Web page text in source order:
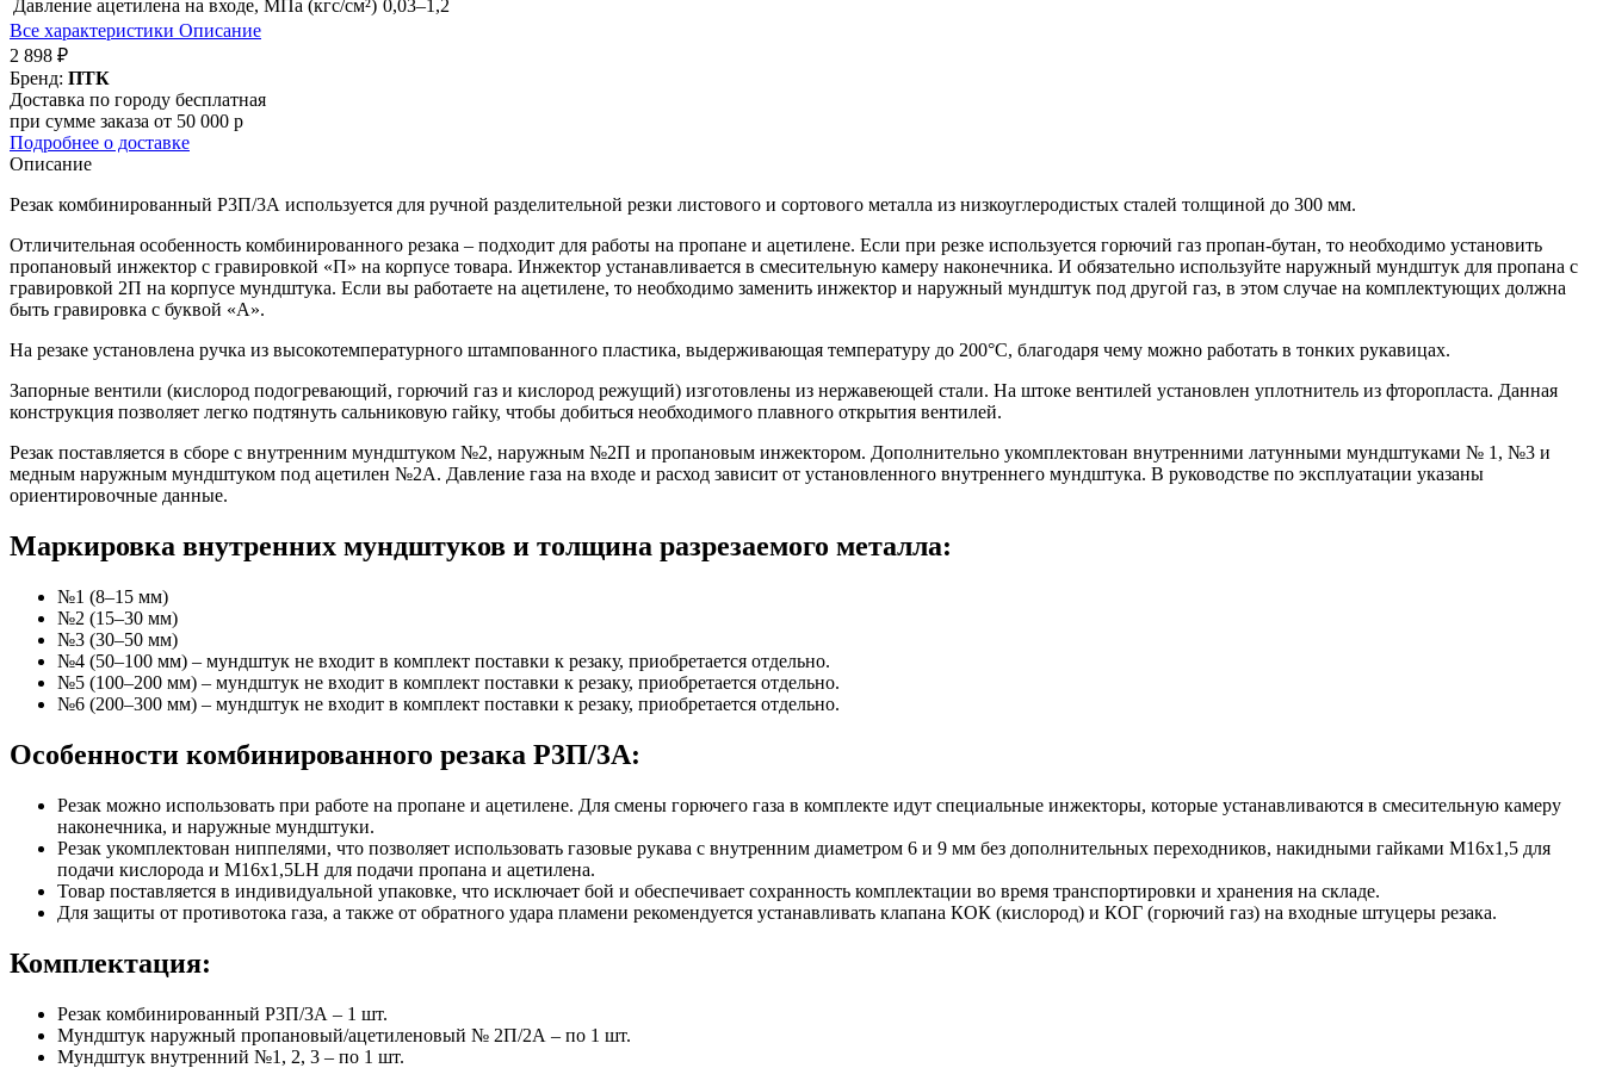
Давление ацетилена на входе, МПа (кгс/см²) 0,03–1,2
Все характеристики Описание
2 898 ₽
Бренд: ПТК
Доставка по городу бесплатная
при сумме заказа от 50 000 р
Подробнее о доставке
Описание
Резак комбинированный Р3П/3А используется для ручной разделительной резки листового и сортового металла из низкоуглеродистых сталей толщиной до 300 мм.
Отличительная особенность комбинированного резака – подходит для работы на пропане и ацетилене. Если при резке используется горючий газ пропан-бутан, то необходимо установить
пропановый инжектор с гравировкой «П» на корпусе товара. Инжектор устанавливается в смесительную камеру наконечника. И обязательно используйте наружный мундштук для пропана с
гравировкой 2П на корпусе мундштука. Если вы работаете на ацетилене, то необходимо заменить инжектор и наружный мундштук под другой газ, в этом случае на комплектующих должна
быть гравировка с буквой «А».
На резаке установлена ручка из высокотемпературного штампованного пластика, выдерживающая температуру до 200°С, благодаря чему можно работать в тонких рукавицах.
Запорные вентили (кислород подогревающий, горючий газ и кислород режущий) изготовлены из нержавеющей стали. На штоке вентилей установлен уплотнитель из фторопласта. Данная
конструкция позволяет легко подтянуть сальниковую гайку, чтобы добиться необходимого плавного открытия вентилей.
Резак поставляется в сборе с внутренним мундштуком №2, наружным №2П и пропановым инжектором. Дополнительно укомплектован внутренними латунными мундштуками № 1, №3 и
медным наружным мундштуком под ацетилен №2А. Давление газа на входе и расход зависит от установленного внутреннего мундштука. В руководстве по эксплуатации указаны
ориентировочные данные.
Маркировка внутренних мундштуков и толщина разрезаемого металла:
№1 (8–15 мм)
№2 (15–30 мм)
№3 (30–50 мм)
№4 (50–100 мм) – мундштук не входит в комплект поставки к резаку, приобретается отдельно.
№5 (100–200 мм) – мундштук не входит в комплект поставки к резаку, приобретается отдельно.
№6 (200–300 мм) – мундштук не входит в комплект поставки к резаку, приобретается отдельно.
Особенности комбинированного резака Р3П/3А:
Резак можно использовать при работе на пропане и ацетилене. Для смены горючего газа в комплекте идут специальные инжекторы, которые устанавливаются в смесительную камеру
наконечника, и наружные мундштуки.
Резак укомплектован ниппелями, что позволяет использовать газовые рукава с внутренним диаметром 6 и 9 мм без дополнительных переходников, накидными гайками M16х1,5 для
подачи кислорода и M16х1,5LH для подачи пропана и ацетилена.
Товар поставляется в индивидуальной упаковке, что исключает бой и обеспечивает сохранность комплектации во время транспортировки и хранения на складе.
Для защиты от противотока газа, а также от обратного удара пламени рекомендуется устанавливать клапана КОК (кислород) и КОГ (горючий газ) на входные штуцеры резака.
Комплектация:
Резак комбинированный Р3П/3А – 1 шт.
Мундштук наружный пропановый/ацетиленовый № 2П/2А – по 1 шт.
Мундштук внутренний №1, 2, 3 – по 1 шт.